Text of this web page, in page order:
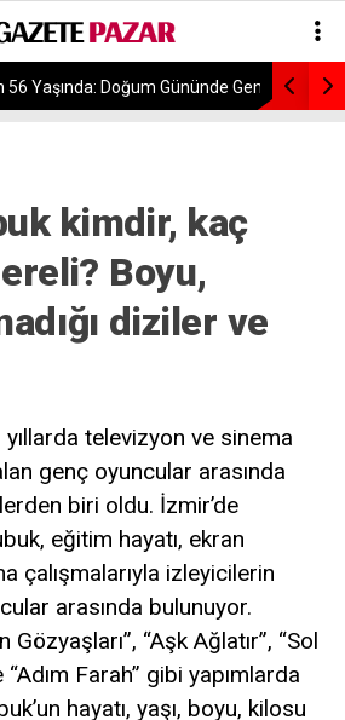
Doğum Gününde Gençlik
kimdir, kaç
Boyu,
diziler ve
televizyon ve sinema
genç oyuncular arasında
biri oldu. İzmir’de
eğitim hayatı, ekran
çalışmalarıyla izleyicilerin
arasında bulunuyor.
Gözyaşları”, “Aşk Ağlatır”, “Sol
“Adım Farah” gibi yapımlarda
hayatı, yaşı, boyu, kilosu